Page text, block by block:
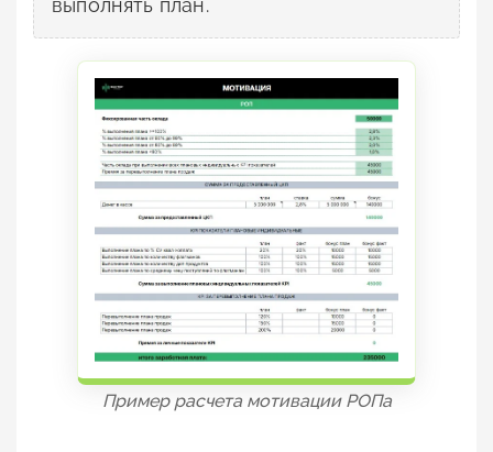
выполнять план.
Пример расчета мотивации РОПа